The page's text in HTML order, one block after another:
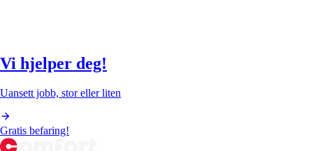
Vi hjelper deg!
Uansett jobb, stor eller liten
Gratis befaring!